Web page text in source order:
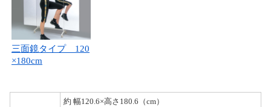
三面鏡タイプ 120
×180cm
約 幅120.6×高さ180.6（cm）